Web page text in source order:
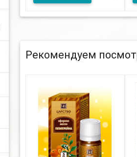
Бальзам-спрей "При
Рекомендуем